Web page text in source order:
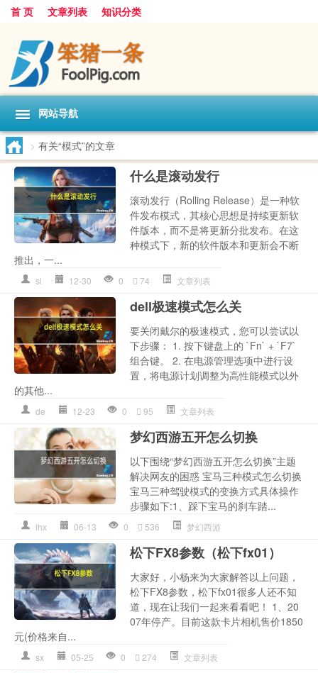
首 页 文章列表 知识分类
网站导航
> 有关“模式”的文章
什么是滚动发行
滚动发行（Rolling Release）是一种软
件发布模式，其核心思想是持续更新软
件版本，而不是将更新分批发布。在这
种模式下，新的软件版本和更新会不断
推出，一...
sl 12-30 0 74 文章列表
dell极速模式怎么关
要关闭戴尔的极速模式，您可以尝试以
下步骤： 1. 按下键盘上的 `Fn` + `F7`
组合键。 2. 在电源管理选项中进行设
置，将电源计划调整为高性能模式以外
的其他...
de 12-23 0 95 文章列表
梦幻西游五开怎么切换
以下围绕“梦幻西游五开怎么切换”主题
解决网友的困惑 宝马三种模式怎么切换
宝马三种驾驶模式的变换方式具体操作
步骤如下:1、踩下宝马的刹车踏...
lhx 06-13 0 536 梦幻西游
松下FX8参数（松下fx01）
大家好，小杨来为大家解答以上问题，
松下FX8参数，松下fx01很多人还不知
道，现在让我们一起来看看吧！ 1、20
07年停产。目前这款卡片相机售价1850
元(价格来自...
sx 05-25 0 274 文章列表